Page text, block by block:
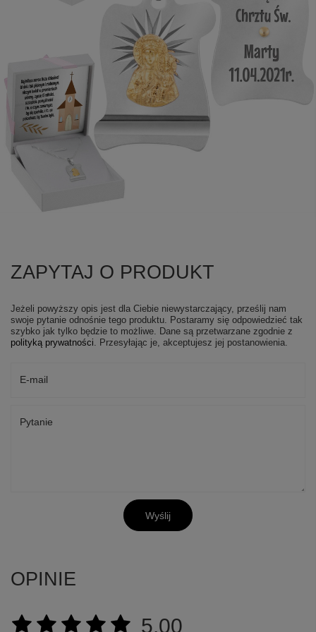
ZAPYTAJ O PRODUKT
Jeżeli powyższy opis jest dla Ciebie niewystarczający, prześlij nam
swoje pytanie odnośnie tego produktu. Postaramy się odpowiedzieć tak
szybko jak tylko będzie to możliwe. Dane są przetwarzane zgodnie z
polityką prywatności. Przesyłając je, akceptujesz jej postanowienia.
E-mail
Pytanie
Wyślij
OPINIE
5.00